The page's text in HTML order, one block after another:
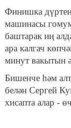
Финишка
машинасы
баштарак иң
ара калгач
минут вакытын
Бишенче һәм
белән Сергей
хисапта алар -